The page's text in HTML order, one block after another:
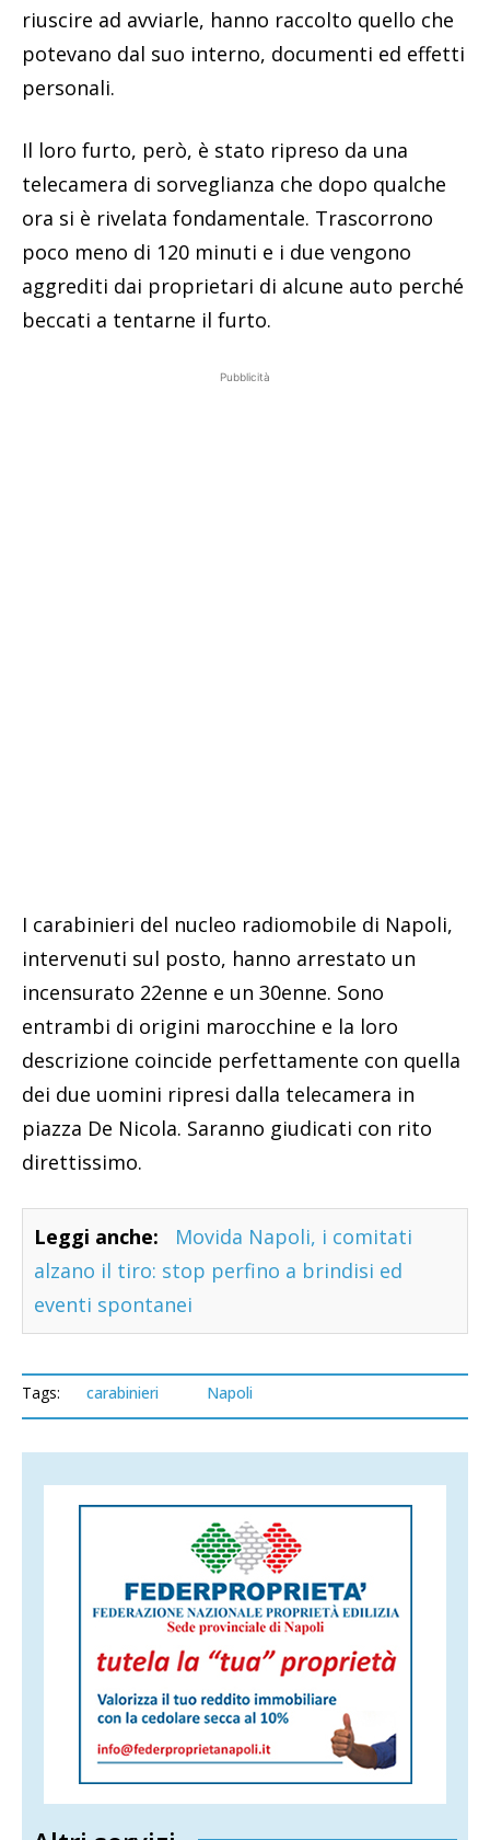
riuscire ad avviarle, hanno raccolto quello che
potevano dal suo interno, documenti ed effetti
personali.
Il loro furto, però, è stato ripreso da una
telecamera di sorveglianza che dopo qualche
ora si è rivelata fondamentale. Trascorrono
poco meno di 120 minuti e i due vengono
aggrediti dai proprietari di alcune auto perché
beccati a tentarne il furto.
Pubblicità
I carabinieri del nucleo radiomobile di Napoli,
intervenuti sul posto, hanno arrestato un
incensurato 22enne e un 30enne. Sono
entrambi di origini marocchine e la loro
descrizione coincide perfettamente con quella
dei due uomini ripresi dalla telecamera in
piazza De Nicola. Saranno giudicati con rito
direttissimo.
Leggi anche:
Movida Napoli, i comitati
alzano il tiro: stop perfino a brindisi ed
eventi spontanei
Tags: carabinieri Napoli